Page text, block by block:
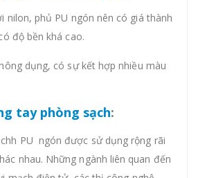
nilon, phủ PU ngón nên có giá thành
độ bền khá cao.
dụng, có sự kết hợp nhiều màu
tay phòng sạch:
PU ngón được sử dụng rộng rãi
nhau. Những ngành liên quan đến